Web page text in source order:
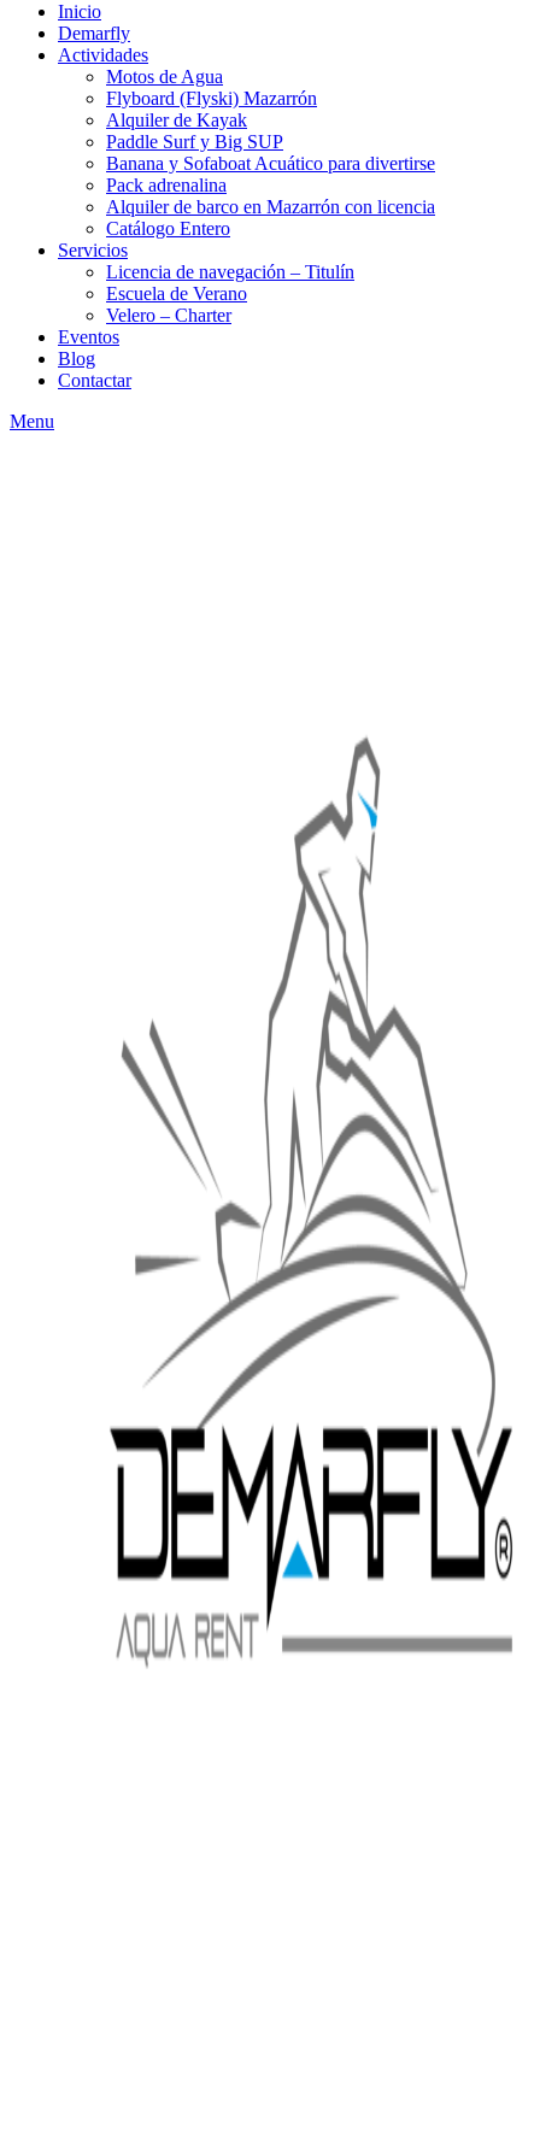
Inicio
Demarfly
Actividades
Motos de Agua
Flyboard (Flyski) Mazarrón
Alquiler de Kayak
Paddle Surf y Big SUP
Banana y Sofaboat Acuático para divertirse
Pack adrenalina
Alquiler de barco en Mazarrón con licencia
Catálogo Entero
Servicios
Licencia de navegación – Titulín
Escuela de Verano
Velero – Charter
Eventos
Blog
Contactar
Menu